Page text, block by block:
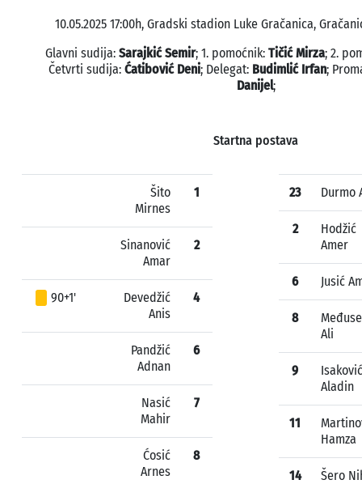
10.05.2025 17:00h, Gradski stadion Luke Gračanica,
Glavni sudija: Sarajkić Semir; 1. pomoćnik: Tičić Mirza; 2.
Četvrti sudija: Ćatibović Deni; Delegat: Budimlić Irfan;
Danijel;
Startna postava
Šito
Mirnes
1
Sinanović
Amar
2
90+1'
Devedžić
Anis
4
Pandžić
Adnan
6
Nasić
Mahir
7
Ćosić
Arnes
8
23 Durmo
2
Hodžić
Amer
6 Jusić
8
Ali
9
Isaković
Aladin
11
Hamza
14 Šero